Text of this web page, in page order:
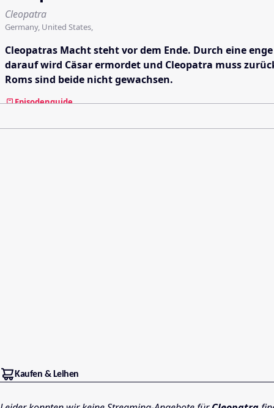
Cleopatra
Germany, United States,
Cleopatras Macht steht vor dem Ende. Durch eine
darauf wird Cäsar ermordet und Cleopatra muss
Roms sind beide nicht gewachsen.
Episodenguide
Kaufen & Leihen